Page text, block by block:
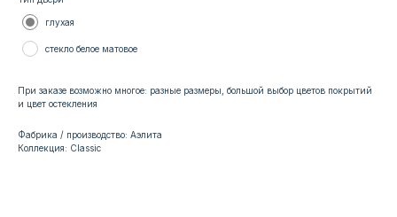
глухая
стекло белое матовое
При заказе возможно многое: разные размеры, большой выбор цветов покрытий
и цвет остекления
Фабрика / производство: Аэлита
Коллекция: Classic